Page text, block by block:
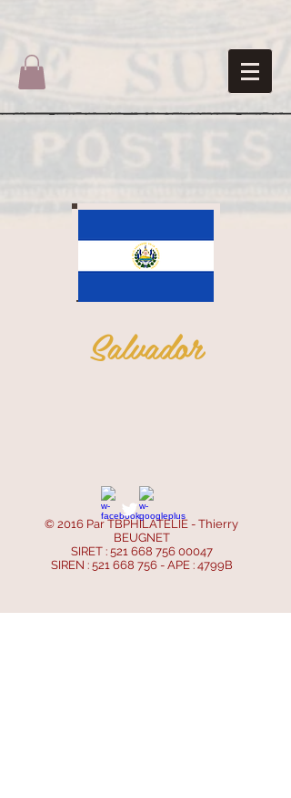
Salvador
© 2016 Par TBPHILATELIE - Thierry
BEUGNET
SIRET : 521 668 756 00047
SIREN : 521 668 756- APE : 4799B